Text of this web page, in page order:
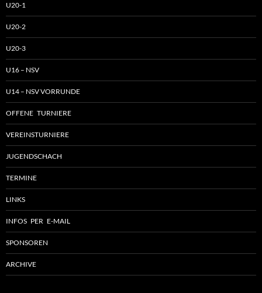
U20-1
U20-2
U20-3
U16 – NSV
U14 – NSV VORRUNDE
OFFENE TURNIERE
VEREINSTURNIERE
JUGENDSCHACH
TERMINE
LINKS
INFOS PER E-MAIL
SPONSOREN
ARCHIVE